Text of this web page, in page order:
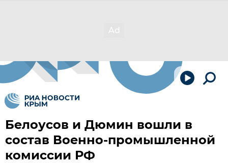
Белоусов и Дюмин вошли в
состав Военно-промышленной
комиссии РФ